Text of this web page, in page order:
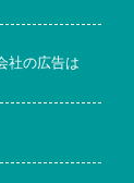
社の広告は